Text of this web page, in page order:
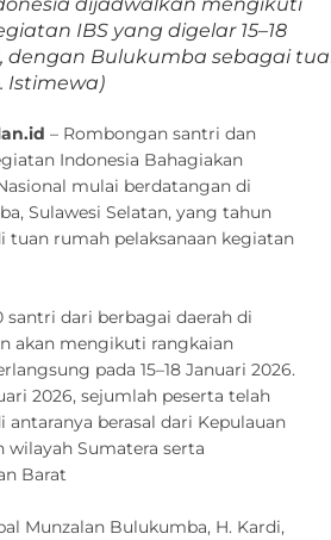
IBS yang digelar 15–18
dengan Bulukumba sebagai
Istimewa)
– Rombongan santri dan
Indonesia Bahagiakan
mulai berdatangan di
Sulawesi Selatan, yang tahun
tuan rumah pelaksanaan kegiatan
santri dari berbagai daerah di
akan mengikuti rangkaian
pada 15–18 Januari 2026.
2026, sejumlah peserta telah
berasal dari Kepulauan
Sumatera serta
Barat
Munzalan Bulukumba, H. Kardi,